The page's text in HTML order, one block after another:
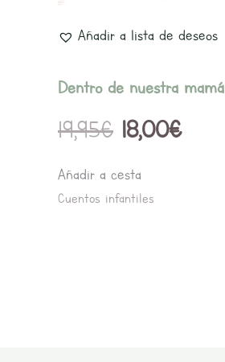
Añadir a lista de deseos
Dentro de nuestra mamá
19,95€ 18,00€
Añadir a cesta
Cuentos infantiles